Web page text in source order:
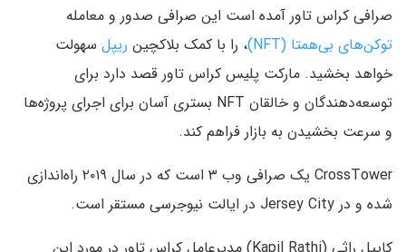
صرافی کراس تاور آمده است این صرافی صدور و معامله
توکن‌های بی‌همتا (NFT)
، را با کمک بلاکچین ریپل سهولت
خواهد بخشید. مارکت پلیس کراس تاور قصد دارد برای
توسعه‌دهندگان و خالقان NFT بستری آسان برای اجرای پروژه‌ها
و سرعت بخشیدن به بازار فراهم کند.
CrossTower یک صرافی وب ۳ است که در سال ۲۰۱۹ راه‌اندازی
شده و در Jersey City در ایالت نیوجرسی مستقر است.